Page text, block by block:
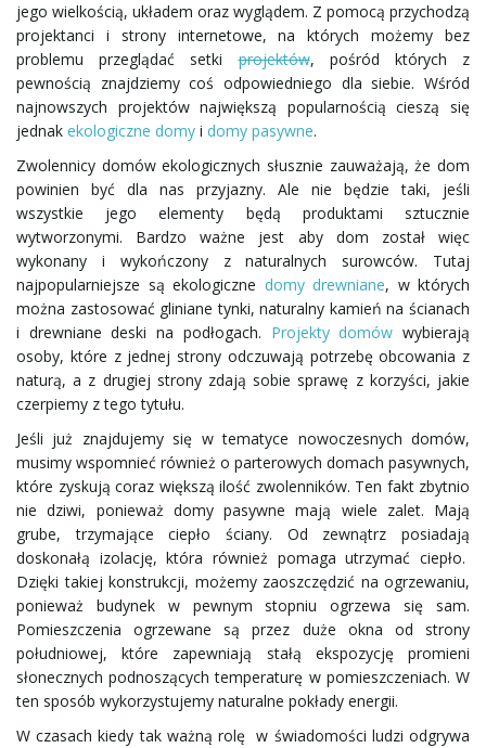
n
w
i
g
a
c
jego wielkością, układem oraz wyglądem. Z pomocą przychodzą
projektanci i strony internetowe, na których możemy bez
problemu przeglądać setkiprojektów, pośród których z
pewnością znajdziemy coś odpowiedniego dla siebie. Wśród
najnowszych projektów największą popularnością cieszą się
jednak ekologiczne domy i domy pasywne.
Zwolennicy domów ekologicznych słusznie zauważają, że dom
powinien być dla nas przyjazny. Ale nie będzie taki, jeśli
wszystkie jego elementy będą produktami sztucznie
wytworzonymi. Bardzo ważne jest aby dom został więc
wykonany i wykończony z naturalnych surowców. Tutaj
najpopularniejsze są ekologiczne domy drewniane, w których
można zastosować gliniane tynki, naturalny kamień na ścianach
i drewniane deski na podłogach. Projekty domów wybierają
osoby, które z jednej strony odczuwają potrzebę obcowania z
naturą, a z drugiej strony zdają sobie sprawę z korzyści, jakie
czerpiemy z tego tytułu.
Jeśli już znajdujemy się w tematyce nowoczesnych domów,
musimy wspomnieć również o parterowych domach pasywnych,
które zyskują coraz większą ilość zwolenników. Ten fakt zbytnio
nie dziwi, ponieważ domy pasywne mają wiele zalet. Mają
grube, trzymające ciepło ściany. Od zewnątrz posiadają
doskonałą izolację, która również pomaga utrzymać ciepło.
Dzięki takiej konstrukcji, możemy zaoszczędzić na ogrzewaniu,
ponieważ budynek w pewnym stopniu ogrzewa się sam.
Pomieszczenia ogrzewane są przez duże okna od strony
południowej, które zapewniają stałą ekspozycję promieni
słonecznych podnoszących temperaturę w pomieszczeniach. W
ten sposób wykorzystujemy naturalne pokłady energii.
W czasach kiedy tak ważną rolę w świadomości ludzi odgrywa